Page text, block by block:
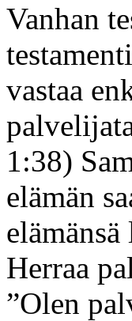
Vanhan
vastaa
1:38)
elämän
Herraa
”Olen